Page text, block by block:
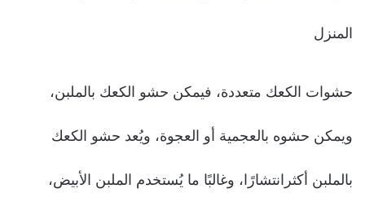
المنزل
حشوات الكعك متعددة، فيمكن حشو الكعك بالملبن،
ويمكن حشوه بالعجمية أو العجوة، ويُعد حشو الكعك
بالملبن أكثرانتشارًا، وغالبًا ما يُستخدم الملبن الأبيض،